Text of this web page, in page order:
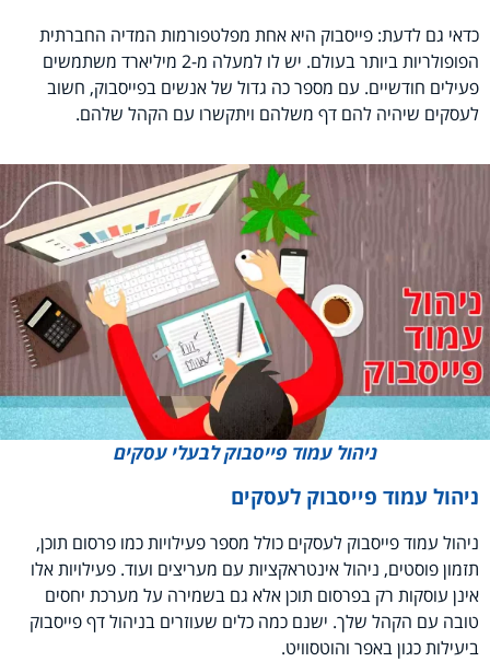
כדאי גם לדעת: פייסבוק היא אחת מפלטפורמות המדיה החברתית
הפופולריות ביותר בעולם. יש לו למעלה מ-2 מיליארד משתמשים
פעילים חודשיים. עם מספר כה גדול של אנשים בפייסבוק, חשוב
לעסקים שיהיה להם דף משלהם ויתקשרו עם הקהל שלהם.
ניהול עמוד פייסבוק לבעלי עסקים
ניהול עמוד פייסבוק לעסקים
ניהול עמוד פייסבוק לעסקים כולל מספר פעילויות כמו פרסום תוכן,
תזמון פוסטים, ניהול אינטראקציות עם מעריצים ועוד. פעילויות אלו
אינן עוסקות רק בפרסום תוכן אלא גם בשמירה על מערכת יחסים
טובה עם הקהל שלך. ישנם כמה כלים שעוזרים בניהול דף פייסבוק
ביעילות כגון באפר והוטסוויט.